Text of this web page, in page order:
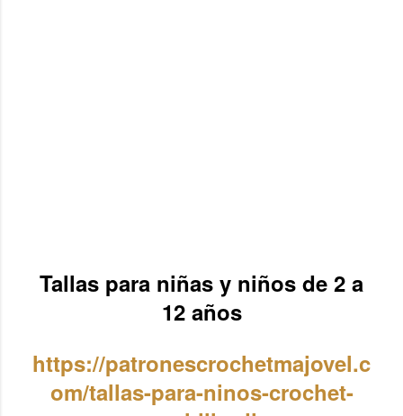
Tallas para niñas y niños de 2 a
12 años
https://patronescrochetmajovel.c
om/tallas-para-ninos-crochet-